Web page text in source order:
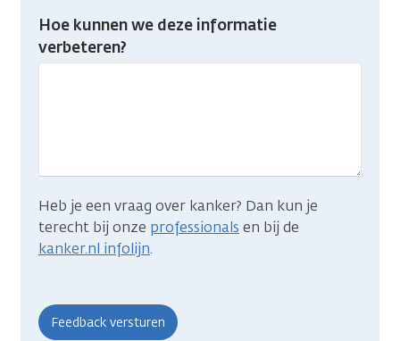
Heb
gevonden
Hoe kunnen we deze informatie
verbeteren?
Heb je een vraag over kanker? Dan kun je
terecht bij onze professionals en bij de
kanker.nl infolijn.